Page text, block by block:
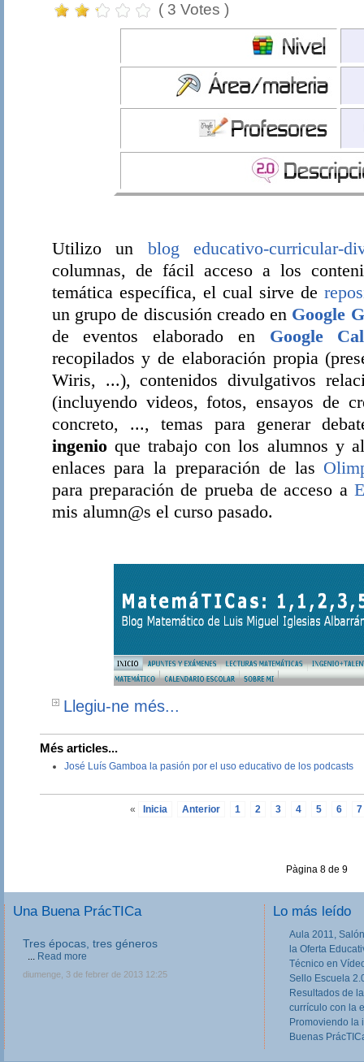
( 3 Votes )
Utilizo un blog educativo-curricular-
columnas, de fácil acceso a los
temática específica, el cual sirve de
un grupo de discusión creado en Google
de eventos elaborado en Google
recopilados y de elaboración propia
Wiris, ...), contenidos divulgativos
(incluyendo videos, fotos, ensayos de
concreto, ..., temas para generar
ingenioque trabajo con los alumnos y
enlaces para la preparación de las
para preparación de prueba de acceso a
mis alumn@s el curso pasado.
Llegiu-ne més...
Més articles...
José Luís Gamboa la pasión por el uso educativo de los podcasts
« Inicia Anterior 1 2 3 4 5 6 7
Pàgina 8 de 9
Una Buena PrácTICa
Tres épocas, tres géneros
... Read more
diumenge, 3 de febrer de 2013 12:25
Lo más leído
Aula 2011,
la Oferta
Técnico en
Sello Escuela
Resultados de
currículo con la
Promoviendo la
Buenas